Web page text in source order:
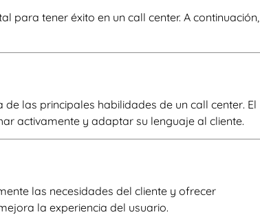
para tener éxito en un call center. A continuación,
de las principales habilidades de un call center. El
activamente y adaptar su lenguaje al cliente.
las necesidades del cliente y ofrecer
la experiencia del usuario.